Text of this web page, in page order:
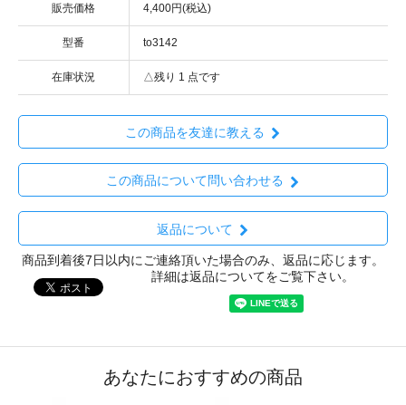
販売価格 4,400円(税込)
型番 to3142
在庫状況 △残り 1 点です
この商品を友達に教える
この商品について問い合わせる
返品について
商品到着後7日以内にご連絡頂いた場合のみ、返品に応じます。
詳細は返品についてをご覧下さい。
あなたにおすすめの商品